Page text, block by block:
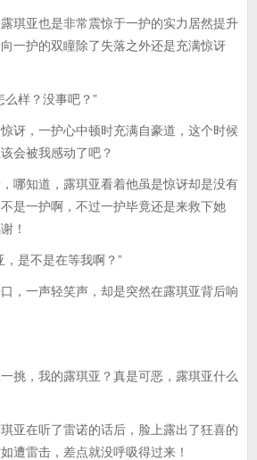
亚也是非常震惊于一护的实力居然提升
一护的双瞳除了失落之外还是充满惊讶
样？没事吧？”
，一护心中顿时充满自豪道，这个时候
会被我感动了吧？
知道，露琪亚看着他虽是惊讶却是没有
是一护啊，不过一护毕竟还是来救下她
！
是不是在等我啊？”
一声轻笑声，却是突然在露琪亚背后响
，我的露琪亚？真是可恶，露琪亚什么
在听了雷诺的话后，脸上露出了狂喜的
遭雷击，差点就没呼吸得过来！